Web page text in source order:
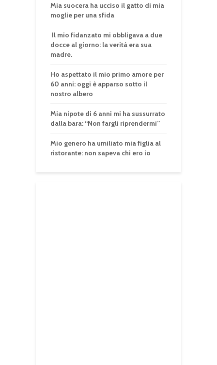
Mia suocera ha ucciso il gatto di mia
moglie per una sfida
Il mio fidanzato mi obbligava a due
docce al giorno: la verità era sua
madre.
Ho aspettato il mio primo amore per
60 anni: oggi è apparso sotto il
nostro albero
Mia nipote di 6 anni mi ha sussurrato
dalla bara: “Non fargli riprendermi”
Mio genero ha umiliato mia figlia al
ristorante: non sapeva chi ero io